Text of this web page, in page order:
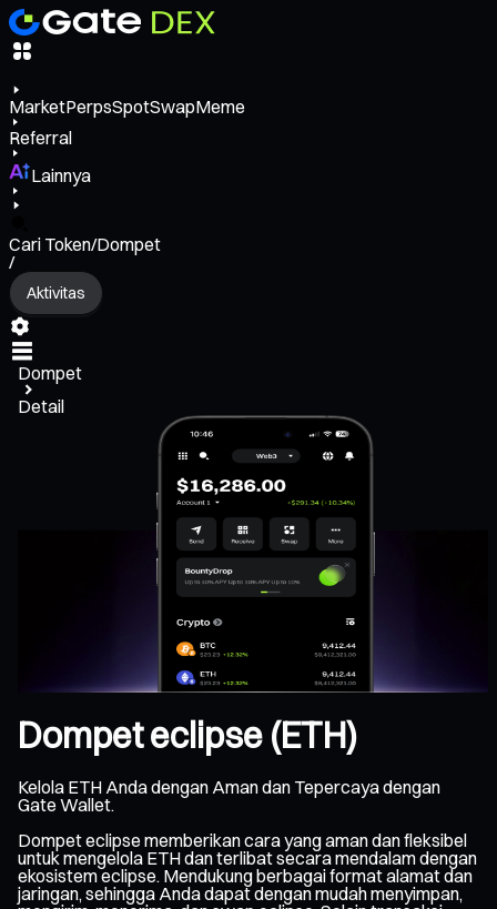
MarketPerpsSpotSwapMeme
Referral
Lainnya
Cari Token/Dompet
/
Aktivitas
Dompet
Detail
Dompet eclipse (ETH)
Kelola ETH Anda dengan Aman dan Tepercaya dengan
Gate Wallet.
Dompet eclipse memberikan cara yang aman dan fleksibel
untuk mengelola ETH dan terlibat secara mendalam dengan
ekosistem eclipse. Mendukung berbagai format alamat dan
jaringan, sehingga Anda dapat dengan mudah menyimpan,